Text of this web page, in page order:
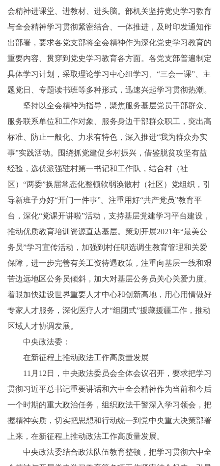
会精神进课堂、进教材、进头脑。部机关坚持党史学习教育
与全会精神学习贯彻紧密结合、一体推进，及时印发通知作
出部署，要求各党支部将全会精神作为深化党史学习教育的
重要内容、贯穿到党史学习教育各方面。各党支部普遍制定
具体学习计划，采取理论学习中心组学习、“三会一课”、主
题党日、专题读书班等多种形式，迅速兴起学习贯彻热潮。
坚持以全会精神为指导，聚焦服务基层党员干部群众、
服务联系单位和工作对象、服务身边干部群众职工，突出高
标准、防止一般化、力求有特色，深入推进“我为群众办实
事”实践活动。围绕抓党建促乡村振兴，借鉴脱贫攻坚有益
经验，选优派强驻村第一书记和工作队，结合村（社
区）“两委”换届常态化整顿软弱涣散村（社区）党组织，引
导新班子办好“开门一件事”。注重用好“共产党员”教育平
台，深化“党课开讲啦”活动，支持基层党建学习平台建设，
推动优质教育培训资源直达基层。策划开展2021年“最美公
务员”学习宣传活动，加强到村任职选调生教育管理和关爱
保障，进一步完善有关工资待遇政策，注重向基层一线和艰
苦边远地区公务员倾斜，加大对基层公务员关心关爱力度。
着眼加快建设世界重要人才中心和创新高地，用心用情做好
专家人才服务，深化医疗人才“组团式”援藏援疆工作，推动
区域人才协调发展。
中央政法委：
在新征程上推动政法工作高质量发展
11月12日，中央政法委员会全体会议召开，要求把学习
贯彻习近平总书记重要讲话和六中全会精神作为当前和今后
一个时期的重大政治任务，组织政法干警深入学习领会，把
握精神实质，切实把思想和行动统一到党中央重大决策部署
上来，在新征程上推动政法工作高质量发展。
中央政法委结合政法队伍教育整顿，把学习贯彻六中全